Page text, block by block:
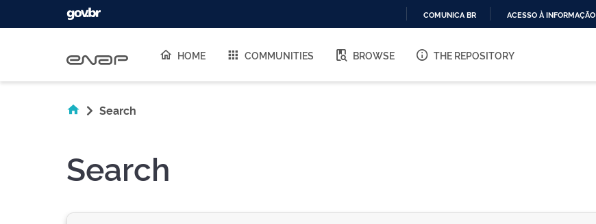
O
COMUNICA BR ACESSO À INFORMAÇÃO
HOME COMMUNITIES BROWSE THE REPOSITORY
Search
Search